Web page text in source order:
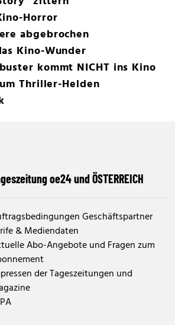
Horror
abgebrochen
Kino-Wunder
kommt NICHT ins Kino
Thriller-Helden
oe24 und ÖSTERREICH
Geschäftspartner
& Mediendaten
Abo-Angebote und Fragen zum
der Tageszeitungen und